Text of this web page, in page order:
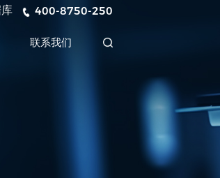
400-8750-250
联系我们